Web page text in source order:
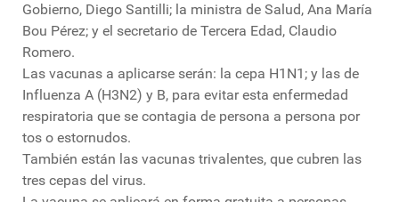
Gobierno, Diego Santilli; la ministra de Salud, Ana María
Bou Pérez; y el secretario de Tercera Edad, Claudio
Romero.
Las vacunas a aplicarse serán: la cepa H1N1; y las de
Influenza A (H3N2) y B, para evitar esta enfermedad
respiratoria que se contagia de persona a persona por
tos o estornudos.
También están las vacunas trivalentes, que cubren las
tres cepas del virus.